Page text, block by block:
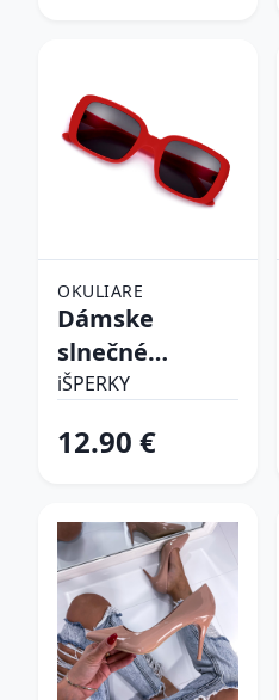
OKULIARE
Dámske
slnečné
okuliare
iŠPERKY
12.90 €